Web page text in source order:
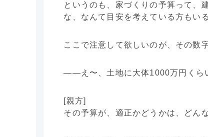
というのも、家づくりの予算って、
な、なんて目安を考えている方もい
ここで注意して欲しいのが、その数
――え〜、土地に大体1000万円くら
[親方]
その予算が、適正かどうかは、どん